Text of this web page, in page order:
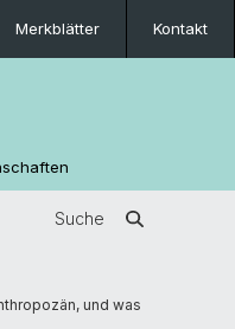
Merkblätter Kontakt
Suche
und was